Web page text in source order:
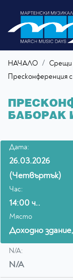
НАЧАЛО Срещи
Пресконференция
БАБОРАК
Дата:
26.03.2026
(Четвъртък)
Час:
14:00 ч..
Място
Доходно
N/A:
N/A